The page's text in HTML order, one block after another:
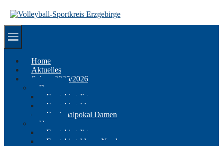
zum
Inhalt
Home
Aktuelles
Saison 2025/2026
Damen
Erzgebirgsliga
Erzgebirgsklasse
Regionalpokal Damen
Herren
Erzgebirgsliga
Erzgebirgsklasse Nord